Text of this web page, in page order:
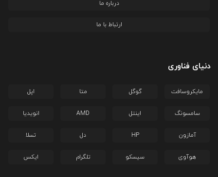
درباره ما
ارتباط با ما
دنیای فناوری
مایکروسافت گوگل متا اپل
سامسونگ اینتل AMD انویدیا
آمازون HP دل تسلا
هوآوی سیسکو تلگرام ایکس